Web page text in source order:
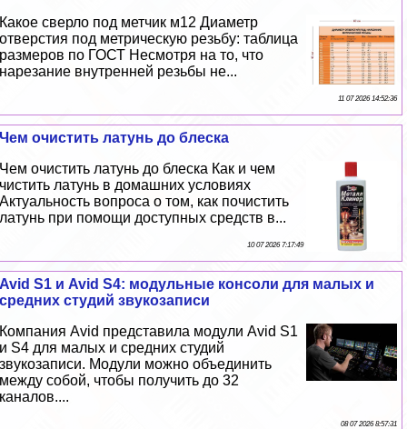
Какое сверло под метчик м12 Диаметр
отверстия под метрическую резьбу: таблица
размеров по ГОСТ Несмотря на то, что
нарезание внутренней резьбы не...
11 07 2026 14:52:36
Чем очистить латунь до блеска
Чем очистить латунь до блеска Как и чем
чистить латунь в домашних условиях
Актуальность вопроса о том, как почистить
латунь при помощи доступных средств в...
10 07 2026 7:17:49
Avid S1 и Avid S4: модульные консоли для малых и
средних студий звукозаписи
Компания Avid представила модули Avid S1
и S4 для малых и средних студий
звукозаписи. Модули можно объединить
между собой, чтобы получить до 32
каналов....
08 07 2026 8:57:31